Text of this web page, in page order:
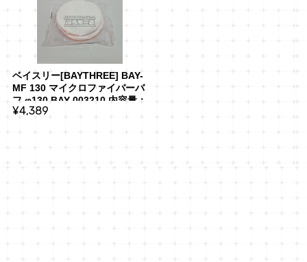
ベイスリー[BAYTHREE] BAY-
MF 130 マイクロファイバーバ
フ φ130 BAY-003210 内容量：
2枚
¥4,389